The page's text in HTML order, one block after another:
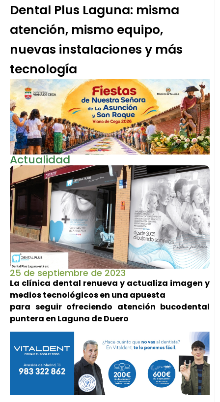
Dental Plus Laguna: misma
atención, mismo equipo,
nuevas instalaciones y más
tecnología
Actualidad
25 de septiembre de 2023
La clínica dental renueva y actualiza imagen y
medios tecnológicos en una apuesta
para seguir ofreciendo atención bucodental
puntera en Laguna de Duero